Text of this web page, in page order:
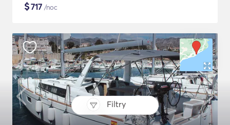
Filtry
$717 /noc